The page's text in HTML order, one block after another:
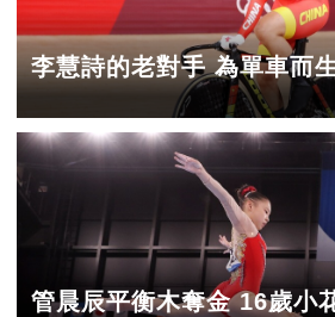
李慧詩的老對手 為單車而
管晨辰平衡木奪金 16歲小